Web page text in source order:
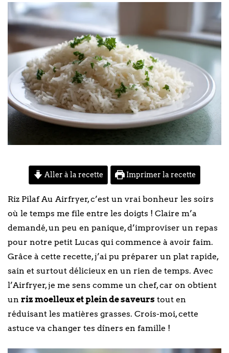
Aller à la recette Imprimer la recette
Riz Pilaf Au Airfryer, c’est un vrai bonheur les soirs
où le temps me file entre les doigts ! Claire m’a
demandé, un peu en panique, d’improviser un repas
pour notre petit Lucas qui commence à avoir faim.
Grâce à cette recette, j’ai pu préparer un plat rapide,
sain et surtout délicieux en un rien de temps. Avec
l’Airfryer, je me sens comme un chef, car on obtient
un riz moelleux et plein de saveurs tout en
réduisant les matières grasses. Crois-moi, cette
astuce va changer tes dîners en famille !